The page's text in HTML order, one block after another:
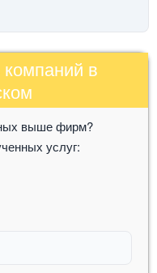
в
выше фирм?
услуг: